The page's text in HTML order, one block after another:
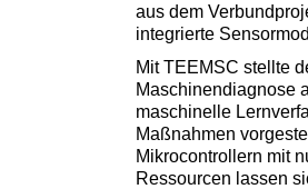
aus dem
integrierte
Mit TEEMSC stellte
Maschinendiagnose
maschinelle
Maßnahmen
Mikrocontrollern mit
Ressourcen lassen